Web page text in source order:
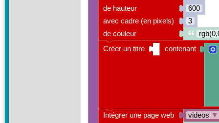
600
3
videos ▼
Intégrer une page web
Créer un titre contenant
de hauteur
avec cadre (en pixels)
de couleur